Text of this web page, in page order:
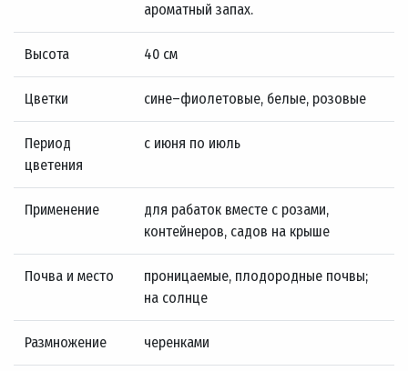
ароматный запах.
Высота 40 см
Цветки сине–фиолетовые, белые, розовые
Период
цветения
с июня по июль
Применение
для рабаток вместе с розами,
контейнеров, садов на крыше
Почва и место
проницаемые, плодородные почвы;
на солнце
Размножение черенками